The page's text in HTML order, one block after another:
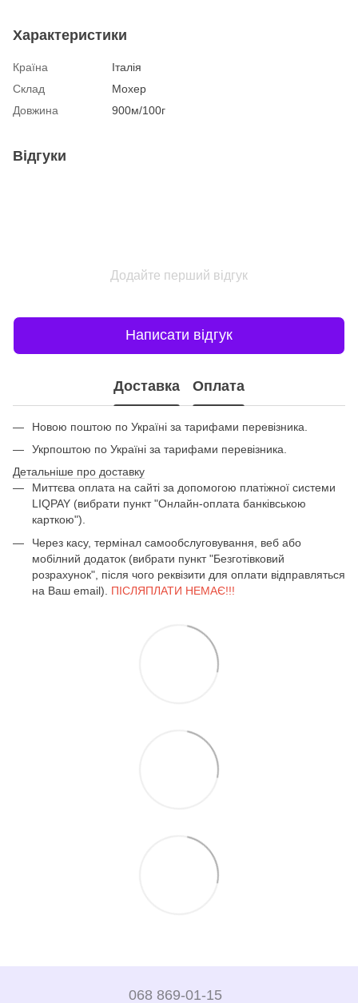
Характеристики
Країна
Італія
Склад
Мохер
Довжина
900м/100г
Відгуки
Додайте перший відгук
Написати відгук
Доставка Оплата
Новою поштою по Україні за тарифами перевізника.
Укрпоштою по Україні за тарифами перевізника.
Детальніше про доставку
Миттєва оплата на сайті за допомогою платіжної системи
LIQPAY (вибрати пункт "Онлайн-оплата банківською
карткою").
Через касу, термінал самообслуговування, веб або
мобілний додаток (вибрати пункт "Безготівковий
розрахунок", після чого реквізити для оплати відправляться
на Ваш email). ПІСЛЯПЛАТИ НЕМАЄ!!!
068 869-01-15